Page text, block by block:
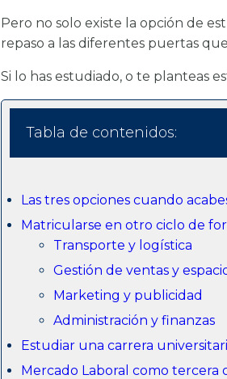
Pero no solo existe la opción de
repaso a las diferentes puertas
Si lo has estudiado, o te planteas
Tabla de contenidos:
Las tres opciones cuando
Matricularse en otro ciclo de
Transporte y logística
Gestión de ventas y
Marketing y publicidad
Administración y finanzas
Estudiar una carrera
Mercado Laboral como tercera